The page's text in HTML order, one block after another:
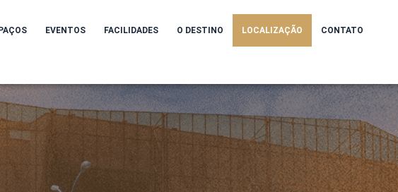
EVENTOS FACILIDADES O DESTINO LOCALIZAÇÃO CONTATO